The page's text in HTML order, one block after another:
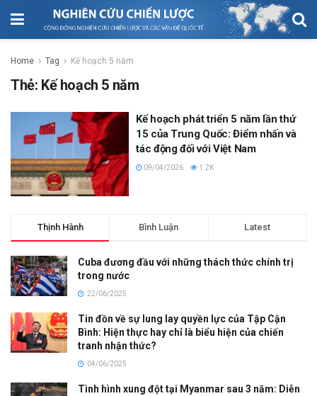
Home Tag Kế hoạch 5 năm
Thẻ: Kế hoạch 5 năm
Kế hoạch phát triển 5 năm lần thứ
15 của Trung Quốc: Điểm nhấn và
tác động đối với Việt Nam
09/04/2026 1.2K
Thịnh Hành Bình Luận Latest
Cuba đương đầu với những thách thức chính trị
trong nước
22/06/2025
Tin đồn về sự lung lay quyền lực của Tập Cận
Bình: Hiện thực hay chỉ là biểu hiện của chiến
tranh nhận thức?
04/06/2025
Tình hình xung đột tại Myanmar sau 3 năm: Diễn